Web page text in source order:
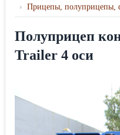
› Прицепы, полуприцепы,
Полуприцеп
Trailer 4 оси